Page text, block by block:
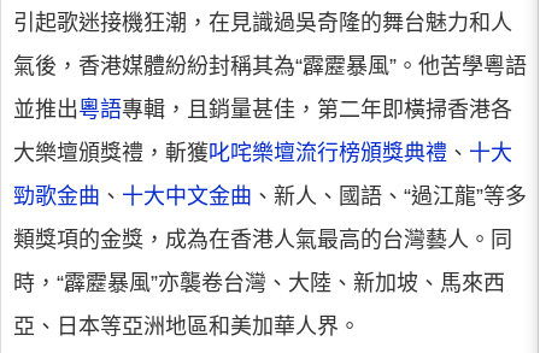
引起歌迷接機狂潮，在見識過吳奇隆的舞台魅力和人
氣後，香港媒體紛紛封稱其為“霹靂暴風”。他苦學粵語
並推出粵語專輯，且銷量甚佳，第二年即橫掃香港各
大樂壇頒獎禮，斬獲叱咤樂壇流行榜頒獎典禮 、 十大
勁歌金曲 、 十大中文金曲 、新人、國語、“過江龍”等多
類獎項的金獎，成為在香港人氣最高的台灣藝人。同
時，“霹靂暴風”亦襲卷台灣、大陸、新加坡、馬來西
亞、日本等亞洲地區和美加華人界。